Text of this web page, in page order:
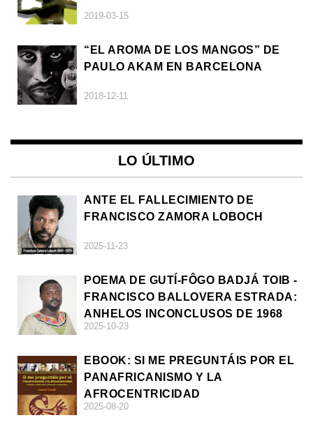
2019-03-15
“EL AROMA DE LOS MANGOS” DE
PAULO AKAM EN BARCELONA
2018-12-11
LO ÚLTIMO
ANTE EL FALLECIMIENTO DE
FRANCISCO ZAMORA LOBOCH
2025-11-23
POEMA DE GUTÍ-FÔGO BADJÁ TOIB -
FRANCISCO BALLOVERA ESTRADA:
ANHELOS INCONCLUSOS DE 1968
2025-10-23
EBOOK: SI ME PREGUNTÁIS POR EL
PANAFRICANISMO Y LA
AFROCENTRICIDAD
2025-08-20